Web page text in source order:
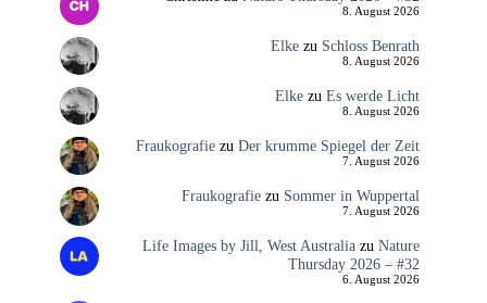
8. August 2026
Elkezu Schloss Benrath
8. August 2026
Elkezu Es werde Licht
8. August 2026
Fraukografiezu Der krumme Spiegel der Zeit
7. August 2026
Fraukografiezu Sommer in Wuppertal
7. August 2026
Life Images by Jill, West Australiazu Nature
Thursday 2026 – #32
6. August 2026